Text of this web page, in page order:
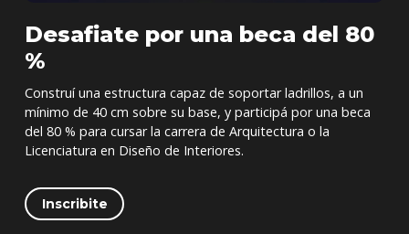
Desafiate por una beca del 80
%
Construí una estructura capaz de soportar ladrillos, a un
mínimo de 40 cm sobre su base, y participá por una beca
del 80 % para cursar la carrera de Arquitectura o la
Licenciatura en Diseño de Interiores.
Inscribite